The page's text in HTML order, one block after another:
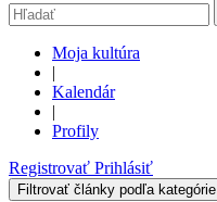
Moja kultúra
|
Kalendár
|
Profily
Registrovať Prihlásiť
Filtrovať články podľa kategórie